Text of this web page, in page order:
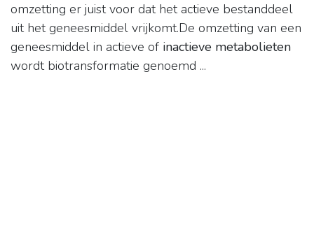
omzetting er juist voor dat het actieve bestanddeel
uit het geneesmiddel vrijkomt.De omzetting van een
geneesmiddel in actieve of inactieve metabolieten
wordt biotransformatie genoemd ...